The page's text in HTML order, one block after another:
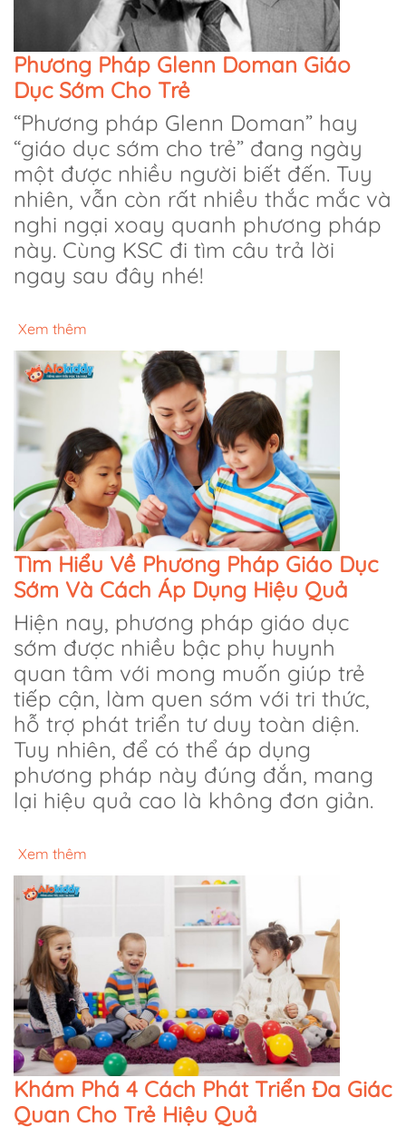
Phương Pháp Glenn Doman Giáo
Dục Sớm Cho Trẻ
“Phương pháp Glenn Doman” hay
“giáo dục sớm cho trẻ” đang ngày
một được nhiều người biết đến. Tuy
nhiên, vẫn còn rất nhiều thắc mắc và
nghi ngại xoay quanh phương pháp
này. Cùng KSC đi tìm câu trả lời
ngay sau đây nhé!
Xem thêm
Tìm Hiểu Về Phương Pháp Giáo Dục
Sớm Và Cách Áp Dụng Hiệu Quả
Hiện nay, phương pháp giáo dục
sớm được nhiều bậc phụ huynh
quan tâm với mong muốn giúp trẻ
tiếp cận, làm quen sớm với tri thức,
hỗ trợ phát triển tư duy toàn diện.
Tuy nhiên, để có thể áp dụng
phương pháp này đúng đắn, mang
lại hiệu quả cao là không đơn giản.
Xem thêm
Khám Phá 4 Cách Phát Triển Đa Giác
Quan Cho Trẻ Hiệu Quả